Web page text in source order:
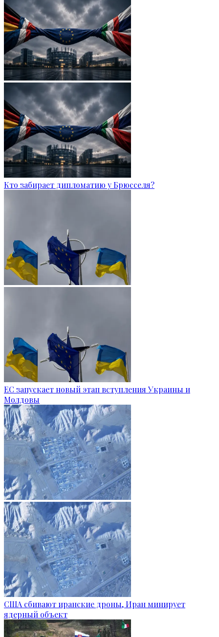
Кто забирает дипломатию у Брюсселя?
ЕС запускает новый этап вступления Украины и
Молдовы
США сбивают иранские дроны, Иран минирует
ядерный объект